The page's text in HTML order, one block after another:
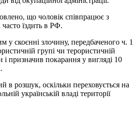
що чоловік співпрацює з
часто їздить в РФ.
у скоєнні злочину, передбаченого ч. 1
групі чи терористичній
і призначив покарання у вигляді 10
в розшук, оскільки переховується на
українській владі території